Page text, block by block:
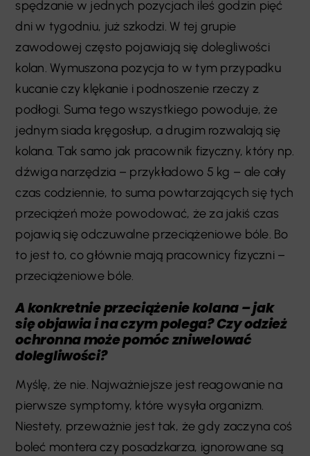
spędzanie w jednych pozycjach ileś godzin pięć
dni w tygodniu, już szkodzi. W tej grupie
zawodowej często pojawiają się dolegliwości
kolan. Wymuszona pozycja to w tym przypadku
kucanie czy klękanie i podnoszenie rzeczy z
podłogi. Suma tego wszystkiego powoduje, że
jednym siada kręgosłup, a drugim rozwalają się
kolana. Tak samo jak pracownik fizyczny, który np.
dźwiga narzędzia – przykładowo 5 kg – ale cały
czas codziennie, to suma powtarzających się tych
przeciążeń może powodować, że za jakiś czas
pojawią się odczuwalne przeciążeniowe bóle. Bo
to jest to, co głównie mają pracownicy fizyczni –
przeciążeniowe bóle.
A konkretnie przeciążenie kolana – jak
się objawia i na czym polega? Czy odzież
ochronna może pomóczniwelować
dolegliwości?
Myślę, że nie. Najważniejsze jest reagowanie na
pierwsze symptomy, które wysyła organizm.
Niestety, przeważnie jest tak, że gdy zaczyna coś
boleć montera czy posadzkarza, ignorowane są